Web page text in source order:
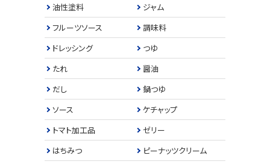
油性塗料
ジャム
フルーツソース
調味料
ドレッシング
つゆ
たれ
醤油
だし
鍋つゆ
ソース
ケチャップ
トマト加工品
ゼリー
はちみつ
ピーナッツクリーム